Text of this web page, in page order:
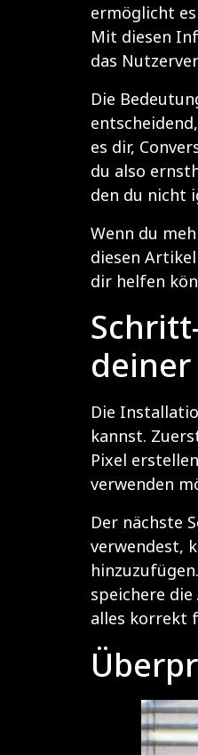
ermöglicht
Mit diesen
das
Die
es dir,
du also
den du nicht
Wenn du
diesen
dir helfen
deiner
Die
kannst.
Pixel
verwenden
Der nächste
verwendest,
speichere
alles korrekt